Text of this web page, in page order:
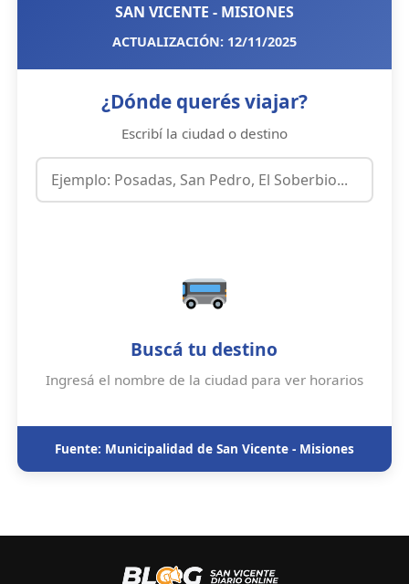
SAN VICENTE - MISIONES
ACTUALIZACIÓN: 12/11/2025
¿Dónde querés viajar?
Escribí la ciudad o destino
Buscá tu destino
Ingresá el nombre de la ciudad para ver horarios
Fuente: Municipalidad de San Vicente - Misiones